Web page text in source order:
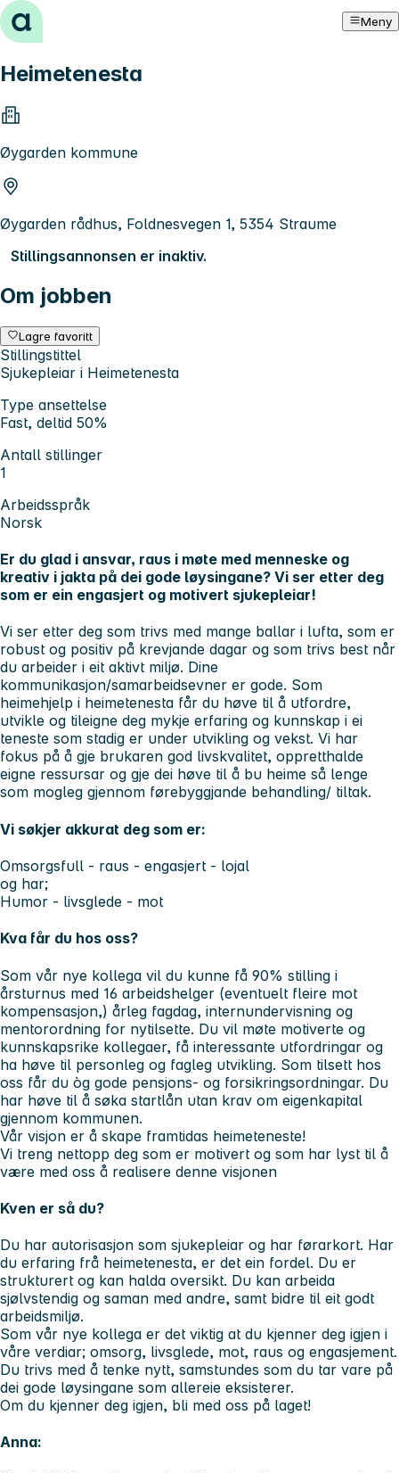
Hopp til innhold Meny
Heimetenesta
Øygarden kommune
Øygarden rådhus, Foldnesvegen 1, 5354 Straume
Stillingsannonsen er inaktiv.
Om jobben
Lagre favoritt
Stillingstittel
Sjukepleiar i Heimetenesta
Type ansettelse
Fast, deltid 50%
Antall stillinger
1
Arbeidsspråk
Norsk
Er du glad i ansvar, raus i møte med menneske og
kreativ i jakta på dei gode løysingane? Vi ser etter deg
som er ein engasjert og motivert sjukepleiar!
Vi ser etter deg som trivs med mange ballar i lufta, som er
robust og positiv på krevjande dagar og som trivs best når
du arbeider i eit aktivt miljø. Dine
kommunikasjon/samarbeidsevner er gode. Som
heimehjelp i heimetenesta får du høve til å utfordre,
utvikle og tileigne deg mykje erfaring og kunnskap i ei
teneste som stadig er under utvikling og vekst. Vi har
fokus på å gje brukaren god livskvalitet, oppretthalde
eigne ressursar og gje dei høve til å bu heime så lenge
som mogleg gjennom førebyggjande behandling/ tiltak.
Vi søkjer akkurat deg som er:
Omsorgsfull - raus - engasjert - lojal
og har;
Humor - livsglede - mot
Kva får du hos oss?
Som vår nye kollega vil du kunne få 90% stilling i
årsturnus med 16 arbeidshelger (eventuelt fleire mot
kompensasjon,) årleg fagdag, internundervisning og
mentorordning for nytilsette. Du vil møte motiverte og
kunnskapsrike kollegaer, få interessante utfordringar og
ha høve til personleg og fagleg utvikling. Som tilsett hos
oss får du òg gode pensjons- og forsikringsordningar. Du
har høve til å søka startlån utan krav om eigenkapital
gjennom kommunen.
Vår visjon er å skape framtidas heimeteneste!
Vi treng nettopp deg som er motivert og som har lyst til å
være med oss å realisere denne visjonen
Kven er så du?
Du har autorisasjon som sjukepleiar og har førarkort. Har
du erfaring frå heimetenesta, er det ein fordel. Du er
strukturert og kan halda oversikt. Du kan arbeida
sjølvstendig og saman med andre, samt bidre til eit godt
arbeidsmiljø.
Som vår nye kollega er det viktig at du kjenner deg igjen i
våre verdiar; omsorg, livsglede, mot, raus og engasjement.
Du trivs med å tenke nytt, samstundes som du tar vare på
dei gode løysingane som allereie eksisterer.
Om du kjenner deg igjen, bli med oss på laget!
Anna: